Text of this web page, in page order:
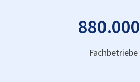
880.000
Fachbetriebe